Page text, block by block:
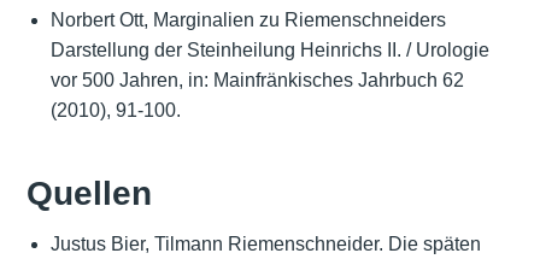
Norbert Ott, Marginalien zu Riemenschneiders
Darstellung der Steinheilung Heinrichs II. / Urologie
vor 500 Jahren, in: Mainfränkisches Jahrbuch 62
(2010), 91-100.
Quellen
Justus Bier, Tilmann Riemenschneider. Die späten